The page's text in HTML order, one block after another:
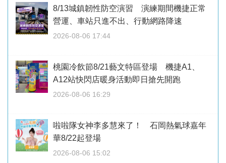
8/13城鎮韌性防空演習 演練期間機捷正常
營運、車站只進不出、行動網路降速
2026-08-06 17:44
桃園冷飲節8/21藝文特區登場 機捷A1、
A12站快閃店暖身活動即日搶先開跑
2026-08-06 16:29
啦啦隊女神李多慧來了！ 石岡熱氣球嘉年
華8/22起登場
2026-08-06 15:02